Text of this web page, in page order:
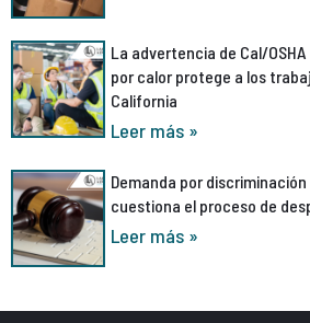
La advertencia de Cal/
por calor protege a los
California
Leer más »
Demanda por
cuestiona el proceso de
Leer más »